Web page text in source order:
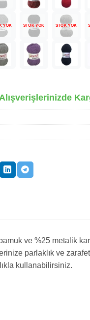
YOK STOK YOK STOK YOK
ve %25 metalik
parlaklık ve
kullanabilirsiniz.